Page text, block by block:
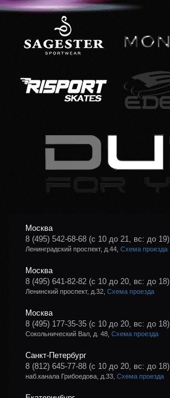
Москва
8 (495) 542-68-68 (с 10 до 21, вс: до 19)
Ленинградский проспект, д.44, Схема проезда
Москва
8 (495) 641-82-82 (с 10 до 20, вс: до 18)
Ленинский проспект, д.32, Схема проезда
Москва
8 (495) 177-35-35 (с 10 до 20, вс: до 18)
Сокольнический Вал, д. 48, Схема проезда
Санкт-Петербург
8 (812) 645-77-88 (с 10 до 20, вс: до 18)
наб.канала Грибоедова, д.33, Схема проезда